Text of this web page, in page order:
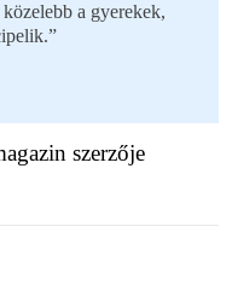
a gyerekek,
szerzője